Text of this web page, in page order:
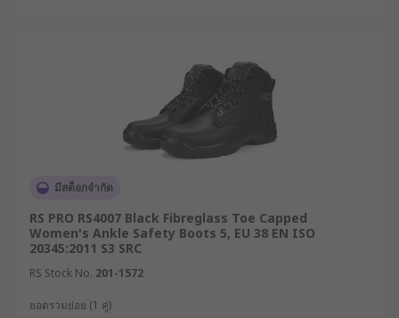
ซึ่งให้ทั้งความทนทานและภาพลักษณ์ที่เหมาะกับงาน
2. รองเท้าเซฟตี้หุ้มข้อ สำหรับงาน
หนักและสภาวะอันตราย
เท้าและหน้าแข้ง ลดความเสี่ยงจากการบิดพลิกและถูก
ของมีคม รุ่นที่ผลิตจากหนังแท้หรือหนังสังเคราะห์
คุณภาพสูง เช่น รองเท้าบูทหนังเซฟตี้หรือรองเท้าบูท
เครื่องจักรหนัก และพื้นที่ที่มีแรงสั่นสะเทือนสูง
มีสต็อกจำกัด
RS PRO RS4007 Black Fibreglass Toe Capped
Women's Ankle Safety Boots 5, EU 38 EN ISO
20345:2011 S3 SRC
RS Stock No. 201-1572
ยอดรวมย่อย (1 คู่)